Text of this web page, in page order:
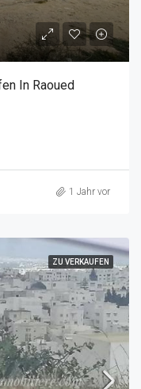
In Raoued
1 Jahr vor
ZU VERKAUFEN